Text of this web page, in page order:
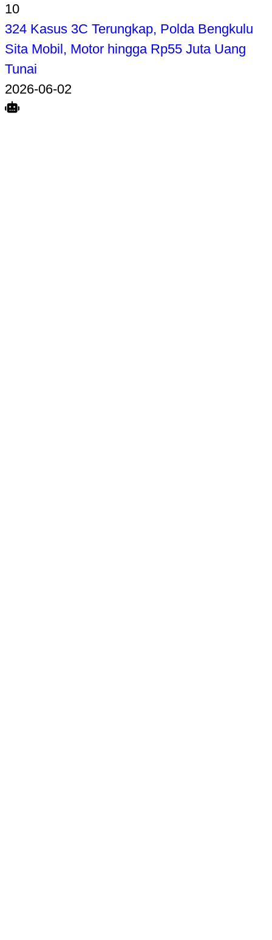
10
324 Kasus 3C Terungkap, Polda Bengkulu
Sita Mobil, Motor hingga Rp55 Juta Uang
Tunai
2026-06-02